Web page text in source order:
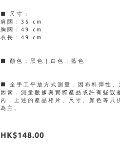
■ 尺寸：
肩闊：35 cm
胸闊：49 cm
衣長：49 cm
■ 顏色：黑色｜白色｜藍色
■ 全手工平放方式測量，因布料彈性、
因素，測量數據與實際產品或許有些誤
內，上述的產品相片、尺寸、顏色等只
為主。
HK$148.00